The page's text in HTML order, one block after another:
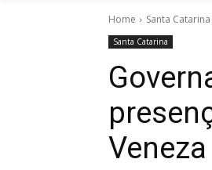
Home Santa Catarina
Santa Catarina
Veneza